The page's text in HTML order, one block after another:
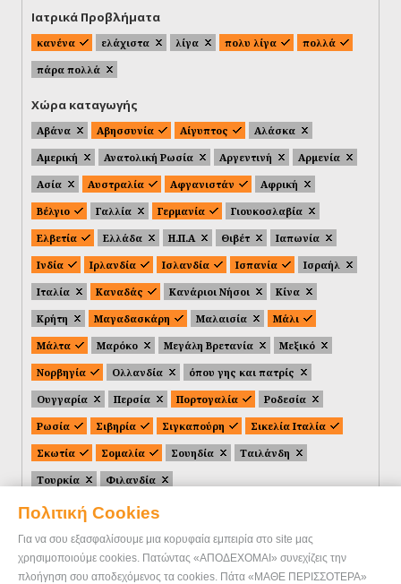
Πολιτική Cookies
Για να σου εξασφαλίσουμε μια κορυφαία εμπειρία στο site μας
χρησιμοποιούμε cookies. Πατώντας «ΑΠΟΔΕΧΟΜΑΙ» συνεχίζεις την
πλοήγηση σου αποδεχόμενος τα cookies. Πάτα «ΜΑΘΕ ΠΕΡΙΣΣΟΤΕΡΑ»
Ιατρικά Προβλήματα
κανένα ελάχιστα λίγα πολυ λίγα
πολλά
πάρα πολλά
Χώρα καταγωγής
Αβάνα Αβησσυνία Αίγυπτος
Αλάσκα
Αμερική
Ανατολική Ρωσία Αργεντινή
Αρμενία
Ασία
Αυστραλία Αφγανιστάν
Αφρική
Βέλγιο
Γαλλία Γερμανία
Γιουκοσλαβία
Ελβετία
Ελλάδα Η.Π.Α Θιβέτ
Ιαπωνία
Ινδία
Ιρλανδία Ισλανδία Ισπανία
Ισραήλ
Ιταλία
Καναδάς Κανάριοι Νήσοι
Κίνα
Κρήτη
Μαγαδασκάρη Μαλαισία
Μάλι
Μάλτα
Μαρόκο Μεγάλη Βρετανία
Μεξικό
Νορβηγία
Ολλανδία
όπου γης και πατρίς
Ουγγαρία
Περσία Πορτογαλία
Ροδεσία
Ρωσία
Σιβηρία Σιγκαπούρη
Σικελία Ιταλία
Σκωτία
Σομαλία Σουηδία
Ταιλάνδη
Τουρκία
Φιλανδία